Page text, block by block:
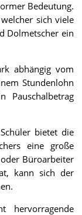
Bedeutung.
sich viele
Dolmetscher ein
abhängig vom
Stundenlohn
bietet die
eine große
Büroarbeiter
kann sich der